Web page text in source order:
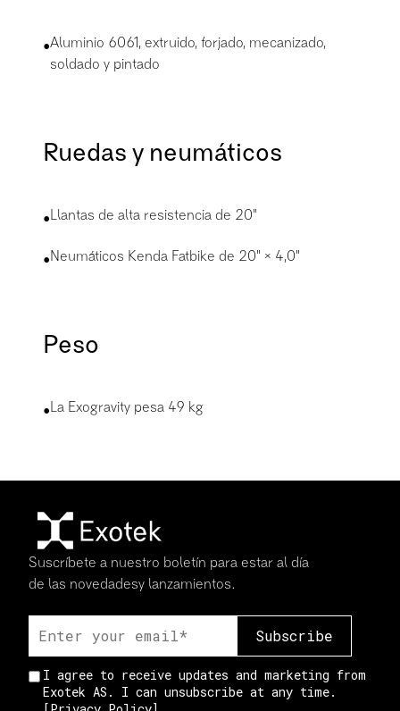
•Aluminio 6061, extruido, forjado, mecanizado,
soldado y pintado
Ruedas y neumáticos
• Llantas de alta resistencia de 20"
•Neumáticos Kenda Fatbike de 20" × 4,0"
Peso
• La Exogravity pesa 49 kg
Suscríbete a nuestro boletín para estar al día
de las novedadesy lanzamientos.
I agree to receive updates and marketing from
Exotek AS. I can unsubscribe at any time.